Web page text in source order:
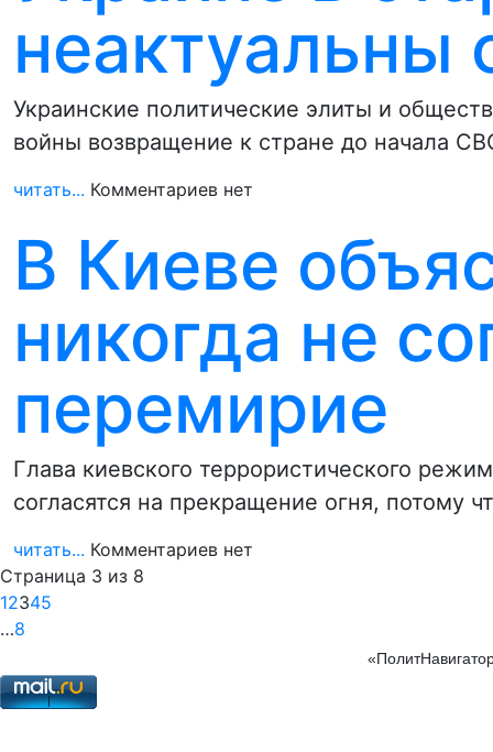
неактуальны
Украинские политические элиты и
войны возвращение к стране до начала
читать... Комментариев нет
В Киеве
никогда не
перемирие
Глава киевского террористического
согласятся на прекращение огня, потому
читать... Комментариев нет
Страница 3 из 8
12345
…8